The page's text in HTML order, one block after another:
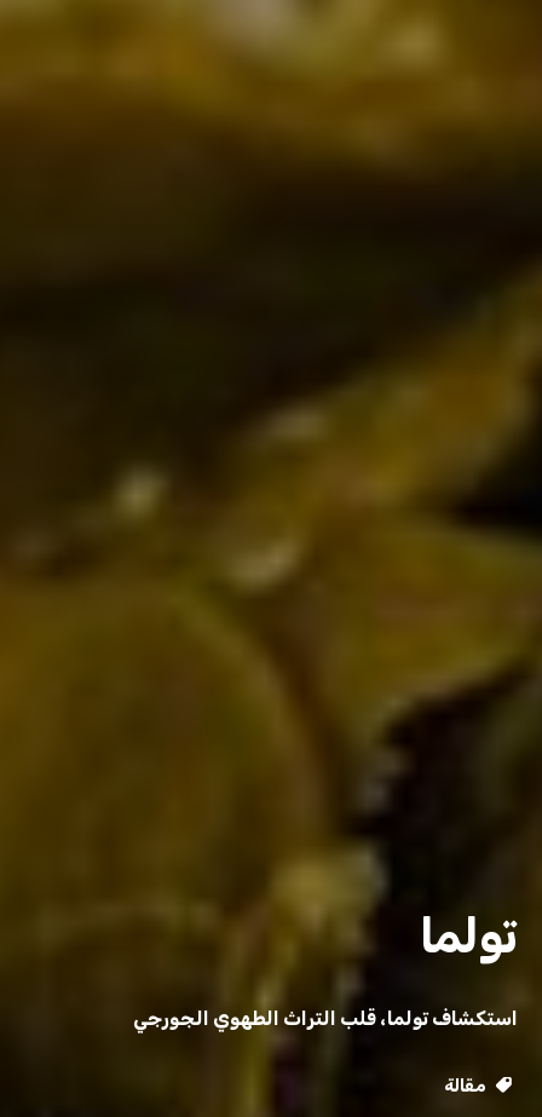
تولما
استكشاف تولما، قلب التراث الطهوي الجورجي
مقالة